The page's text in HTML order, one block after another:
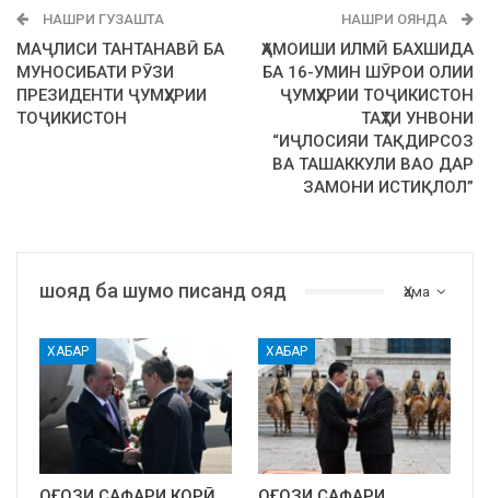
НАШРИ ГУЗАШТА
МАҶЛИСИ ТАНТАНАВӢ БА
МУНОСИБАТИ РӮЗИ
ПРЕЗИДЕНТИ ҶУМҲУРИИ
ТОҶИКИСТОН
НАШРИ ОЯНДА
ҲАМОИШИ ИЛМӢ БАХШИДА
БА 16-УМИН ШӮРОИ ОЛИИ
ҶУМҲУРИИ ТОҶИКИСТОН
ТАҲТИ УНВОНИ
“ИҶЛОСИЯИ ТАҚДИРСОЗ
ВА ТАШАККУЛИ ВАО ДАР
ЗАМОНИ ИСТИҚЛОЛ”
Ҳама
шояд ба шумо писанд ояд
ХАБАР ХАБАР